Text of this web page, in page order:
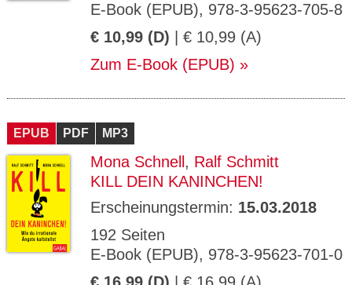
E-Book (EPUB), 978-3-95623-705-8
€ 10,99 (D) | € 10,99 (A)
Zum E-Book (EPUB)
EPUB PDF MP3
Mona Schnell , Ralf Schmitt
KILL DEIN KANINCHEN!
Erscheinungstermin: 15.03.2018
192 Seiten
E-Book (EPUB), 978-3-95623-701-0